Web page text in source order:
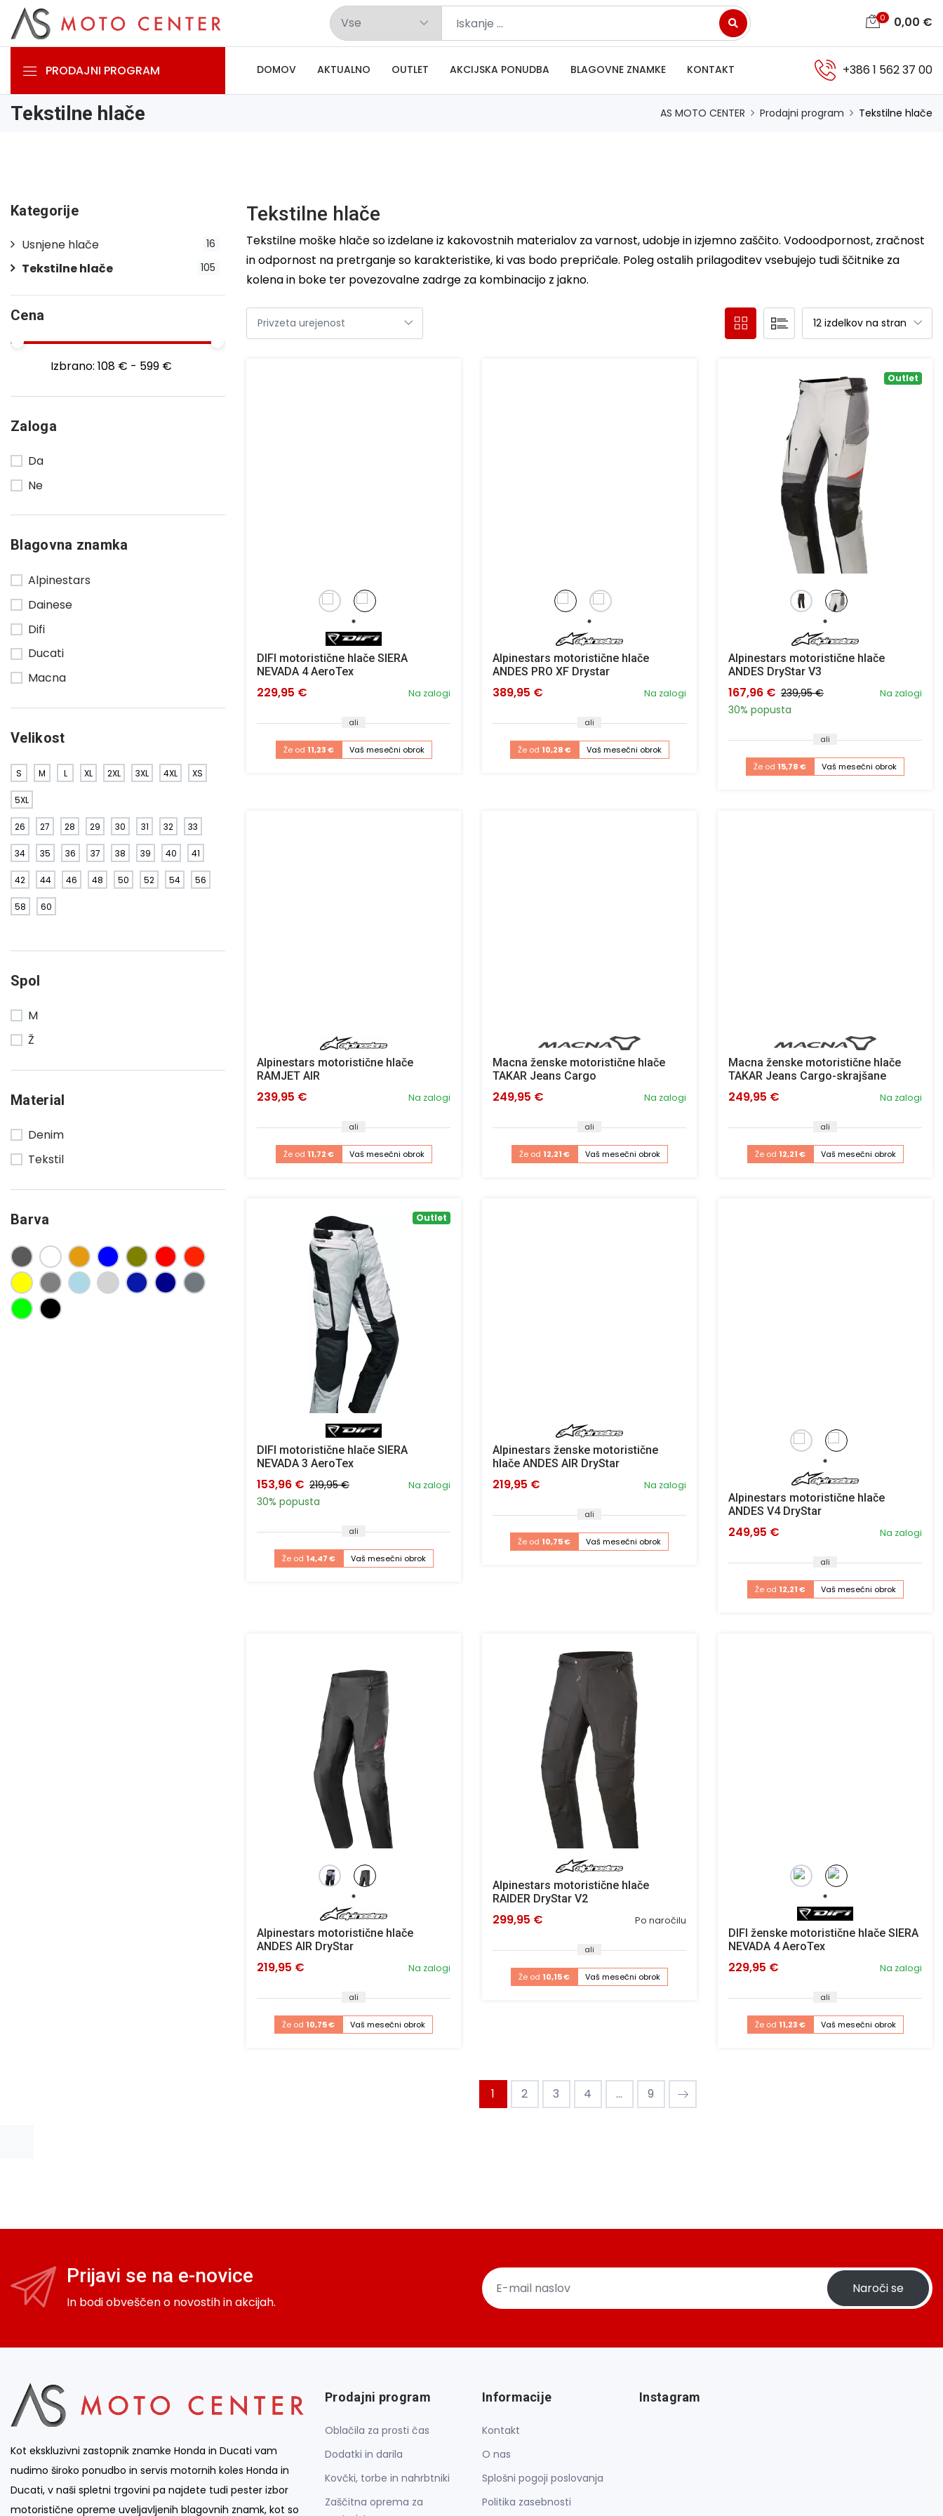
0 0,00 €
PRODAJNI PROGRAM DOMOV AKTUALNO OUTLET AKCIJSKA PONUDBA BLAGOVNE ZNAMKE KONTAKT +386 1 562 37 00
Tekstilne hlače AS MOTO CENTER Prodajni program Tekstilne hlače
Tekstilne hlače
Tekstilne moške hlače so izdelane iz kakovostnih materialov za varnost, udobje in izjemno zaščito. Vodoodpornost, zračnost
in odpornost na pretrganje so karakteristike, ki vas bodo prepričale. Poleg ostalih prilagoditev vsebujejo tudi ščitnike za
kolena in boke ter povezovalne zadrge za kombinacijo z jakno.
DIFI motoristične hlače SIERA
NEVADA 4 AeroTex
Na zalogi
229,95 €
ali
Že od 11,23 € Vaš mesečni obrok
Alpinestars motoristične hlače
ANDES PRO XF Drystar
Na zalogi
389,95 €
ali
Že od 10,28 € Vaš mesečni obrok
Outlet
Alpinestars motoristične hlače
ANDES DryStar V3
Na zalogi
167,96 € 239,95 €
30% popusta
ali
Že od 15,78 € Vaš mesečni obrok
Alpinestars motoristične hlače
RAMJET AIR
Na zalogi
239,95 €
ali
Že od 11,72 € Vaš mesečni obrok
Macna ženske motoristične hlače
TAKAR Jeans Cargo
Na zalogi
249,95 €
ali
Že od 12,21 € Vaš mesečni obrok
Macna ženske motoristične hlače
TAKAR Jeans Cargo-skrajšane
Na zalogi
249,95 €
ali
Že od 12,21 € Vaš mesečni obrok
Outlet
DIFI motoristične hlače SIERA
NEVADA 3 AeroTex
Na zalogi
153,96 € 219,95 €
30% popusta
ali
Že od 14,47 € Vaš mesečni obrok
Alpinestars ženske motoristične
hlače ANDES AIR DryStar
Na zalogi
219,95 €
ali
Že od 10,75 € Vaš mesečni obrok
Alpinestars motoristične hlače
ANDES V4 DryStar
Na zalogi
249,95 €
ali
Že od 12,21 € Vaš mesečni obrok
Alpinestars motoristične hlače
ANDES AIR DryStar
Na zalogi
219,95 €
ali
Že od 10,75 € Vaš mesečni obrok
Alpinestars motoristične hlače
RAIDER DryStar V2
Po naročilu
299,95 €
ali
Že od 10,15 € Vaš mesečni obrok
DIFI ženske motoristične hlače SIERA
NEVADA 4 AeroTex
Na zalogi
229,95 €
ali
Že od 11,23 € Vaš mesečni obrok
1 2 3 4 ... 9
Kategorije
16
Usnjene hlače
105
Tekstilne hlače
Cena
Izbrano: 108 € - 599 €
Zaloga
Da
Ne
Blagovna znamka
Alpinestars
Dainese
Difi
Ducati
Macna
Velikost
S M L XL 2XL 3XL 4XL XS
5XL
26 27 28 29 30 31 32 33
34 35 36 37 38 39 40 41
42 44 46 48 50 52 54 56
58 60
Spol
M
Ž
Material
Denim
Tekstil
Barva
Prijavi se na e-novice
In bodi obveščen o novostih in akcijah.
Naroči se
Kot ekskluzivni zastopnik znamke Honda in Ducati vam
nudimo široko ponudbo in servis motornih koles Honda in
Ducati, v naši spletni trgovini pa najdete tudi pester izbor
motoristične opreme uveljavljenih blagovnih znamk, kot so
Prodajni program
Oblačila za prosti čas
Dodatki in darila
Kovčki, torbe in nahrbtniki
Zaščitna oprema za
Informacije
Kontakt
O nas
Splošni pogoji poslovanja
Politika zasebnosti
Instagram